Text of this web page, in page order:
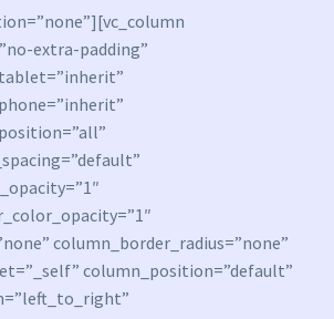
extra-padding”
column_border_radius=”none”
column_position=”default”